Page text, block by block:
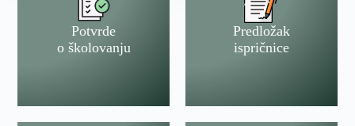
Potvrde
o školovanju
Predložak
ispričnice